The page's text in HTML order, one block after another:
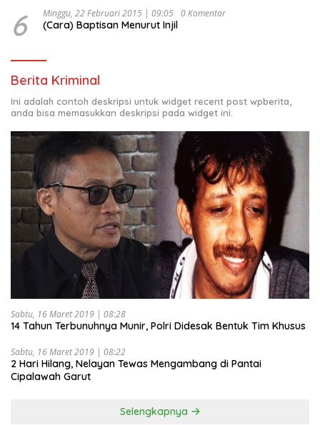
6 Minggu, 22 Februari 2015 | 09:05 0 Komentar
(Cara) Baptisan Menurut Injil
Berita Kriminal
Ini adalah contoh deskripsi untuk widget recent post wpberita,
anda bisa memasukkan deskripsi pada widget ini.
Sabtu, 16 Maret 2019 | 08:28
14 Tahun Terbunuhnya Munir, Polri Didesak Bentuk Tim Khusus
Sabtu, 16 Maret 2019 | 08:22
2 Hari Hilang, Nelayan Tewas Mengambang di Pantai
Cipalawah Garut
Selengkapnya